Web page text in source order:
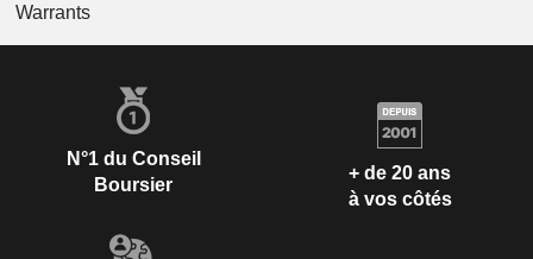
Warrants
N°1 du Conseil
Boursier
+ de 20 ans
à vos côtés